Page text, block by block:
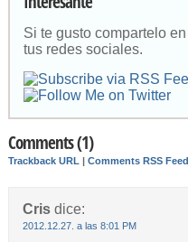
Si te gusto compartelo en
tus redes sociales.
Comments (1)
Trackback URL Comments RSS Feed
Cris dice:
2012.12.27. a las 8:01 PM